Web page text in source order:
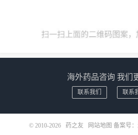
海外药品咨询 我们
联系我们 联系
© 2010-2026 药之友 网站地图 备案号：